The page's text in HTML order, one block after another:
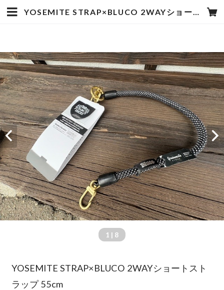
YOSEMITE STRAP×BLUCO 2WAYショートストラップ 55cm | hotstyle TOYOOKA
1 | 8
YOSEMITE STRAP×BLUCO 2WAYショートスト
ラップ 55cm